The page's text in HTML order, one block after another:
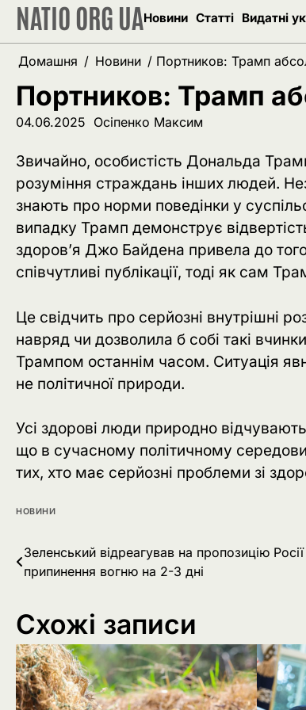
Перейти
вмісту
NATIO ORG UAНовини Статті Видатні
Домашня Новини Портников: Трамп
Портников: Трамп
04.06.2025 Осіпенко Максим
Звичайно, особистість Дональда
розуміння страждань інших людей.
знають про норми поведінки у
випадку Трамп демонструє
здоров’я Джо Байдена привела до
співчутливі публікації, тоді як сам
Це свідчить про серйозні внутрішні
навряд чи дозволила б собі такі
Трампом останнім часом. Ситуація
не політичної природи.
Усі здорові люди природно
що в сучасному політичному
тих, хто має серйозні проблеми зі
НОВИНИ
Навігація
записів
Зеленський відреагував на пропозицію
припинення вогню на 2-3 дні
Схожі записи